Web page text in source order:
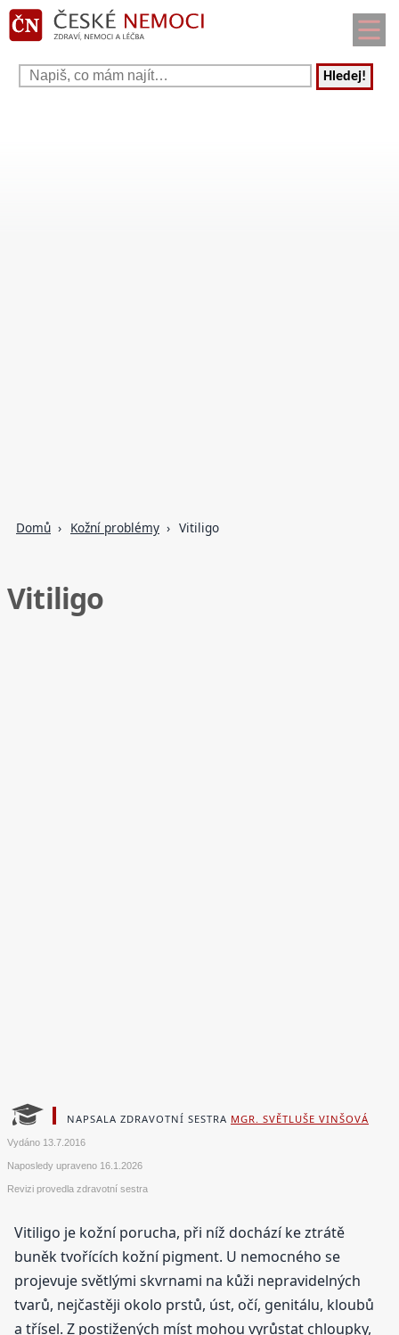
Hledej!
Domů Kožní problémy Vitiligo
Vitiligo
NAPSALA ZDRAVOTNÍ SESTRA MGR. SVĚTLUŠE VINŠOVÁ
Vydáno 13.7.2016
Naposledy upraveno 16.1.2026
Revizi provedla zdravotní sestra
Vitiligo je kožní porucha, při níž dochází ke ztrátě
buněk tvořících kožní pigment. U nemocného se
projevuje světlými skvrnami na kůži nepravidelných
tvarů, nejčastěji okolo prstů, úst, očí, genitálu, kloubů
a třísel. Z postižených míst mohou vyrůstat chloupky,